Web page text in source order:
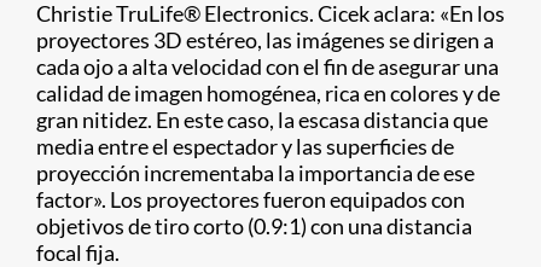
Christie TruLife® Electronics. Cicek aclara: «En los
proyectores 3D estéreo, las imágenes se dirigen a
cada ojo a alta velocidad con el fin de asegurar una
calidad de imagen homogénea, rica en colores y de
gran nitidez. En este caso, la escasa distancia que
media entre el espectador y las superficies de
proyección incrementaba la importancia de ese
factor». Los proyectores fueron equipados con
objetivos de tiro corto (0.9:1) con una distancia
focal fija.